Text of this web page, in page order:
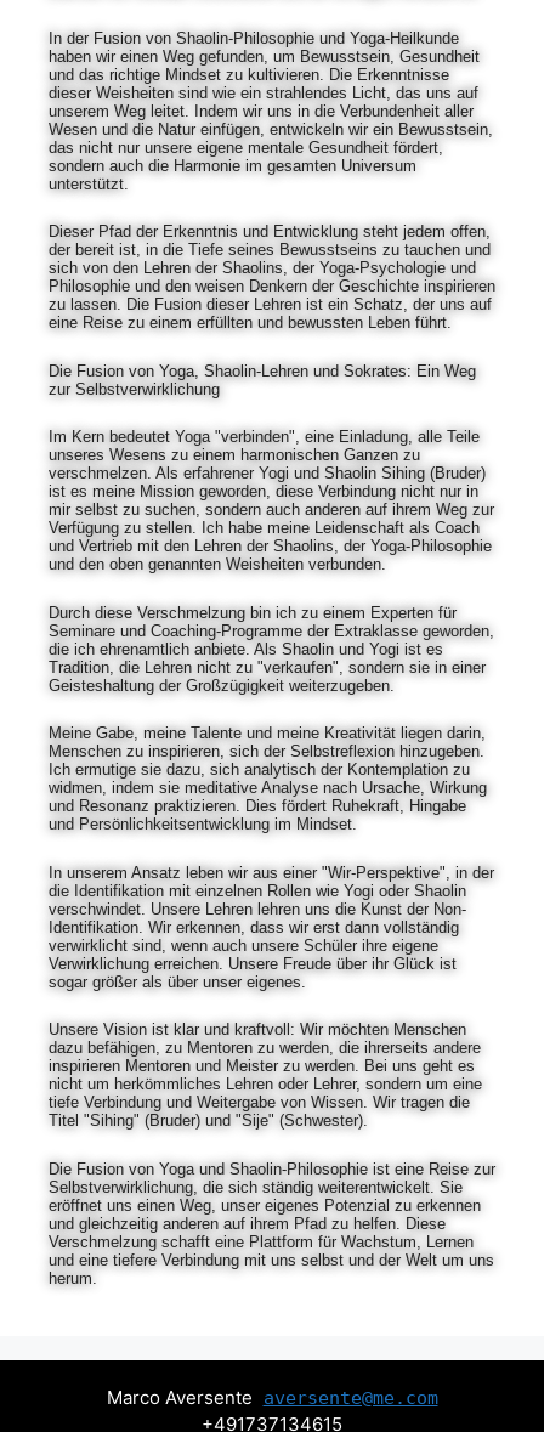
In der Fusion von Shaolin-Philosophie und Yoga-Heilkunde
haben wir einen Weg gefunden, um Bewusstsein, Gesundheit
und das richtige Mindset zu kultivieren. Die Erkenntnisse
dieser Weisheiten sind wie ein strahlendes Licht, das uns auf
unserem Weg leitet. Indem wir uns in die Verbundenheit aller
Wesen und die Natur einfügen, entwickeln wir ein Bewusstsein,
das nicht nur unsere eigene mentale Gesundheit fördert,
sondern auch die Harmonie im gesamten Universum
unterstützt.
Dieser Pfad der Erkenntnis und Entwicklung steht jedem offen,
der bereit ist, in die Tiefe seines Bewusstseins zu tauchen und
sich von den Lehren der Shaolins, der Yoga-Psychologie und
Philosophie und den weisen Denkern der Geschichte inspirieren
zu lassen. Die Fusion dieser Lehren ist ein Schatz, der uns auf
eine Reise zu einem erfüllten und bewussten Leben führt.
Die Fusion von Yoga, Shaolin-Lehren und Sokrates: Ein Weg
zur Selbstverwirklichung
Im Kern bedeutet Yoga "verbinden", eine Einladung, alle Teile
unseres Wesens zu einem harmonischen Ganzen zu
verschmelzen. Als erfahrener Yogi und Shaolin Sihing (Bruder)
ist es meine Mission geworden, diese Verbindung nicht nur in
mir selbst zu suchen, sondern auch anderen auf ihrem Weg zur
Verfügung zu stellen. Ich habe meine Leidenschaft als Coach
und Vertrieb mit den Lehren der Shaolins, der Yoga-Philosophie
und den oben genannten Weisheiten verbunden.
Durch diese Verschmelzung bin ich zu einem Experten für
Seminare und Coaching-Programme der Extraklasse geworden,
die ich ehrenamtlich anbiete. Als Shaolin und Yogi ist es
Tradition, die Lehren nicht zu "verkaufen", sondern sie in einer
Geisteshaltung der Großzügigkeit weiterzugeben.
Meine Gabe, meine Talente und meine Kreativität liegen darin,
Menschen zu inspirieren, sich der Selbstreflexion hinzugeben.
Ich ermutige sie dazu, sich analytisch der Kontemplation zu
widmen, indem sie meditative Analyse nach Ursache, Wirkung
und Resonanz praktizieren. Dies fördert Ruhekraft, Hingabe
und Persönlichkeitsentwicklung im Mindset.
In unserem Ansatz leben wir aus einer "Wir-Perspektive", in der
die Identifikation mit einzelnen Rollen wie Yogi oder Shaolin
verschwindet. Unsere Lehren lehren uns die Kunst der Non-
Identifikation. Wir erkennen, dass wir erst dann vollständig
verwirklicht sind, wenn auch unsere Schüler ihre eigene
Verwirklichung erreichen. Unsere Freude über ihr Glück ist
sogar größer als über unser eigenes.
Unsere Vision ist klar und kraftvoll: Wir möchten Menschen
dazu befähigen, zu Mentoren zu werden, die ihrerseits andere
inspirieren Mentoren und Meister zu werden. Bei uns geht es
nicht um herkömmliches Lehren oder Lehrer, sondern um eine
tiefe Verbindung und Weitergabe von Wissen. Wir tragen die
Titel "Sihing" (Bruder) und "Sije" (Schwester).
Die Fusion von Yoga und Shaolin-Philosophie ist eine Reise zur
Selbstverwirklichung, die sich ständig weiterentwickelt. Sie
eröffnet uns einen Weg, unser eigenes Potenzial zu erkennen
und gleichzeitig anderen auf ihrem Pfad zu helfen. Diese
Verschmelzung schafft eine Plattform für Wachstum, Lernen
und eine tiefere Verbindung mit uns selbst und der Welt um uns
herum.
Marco Aversente aversente@me.com
+491737134615